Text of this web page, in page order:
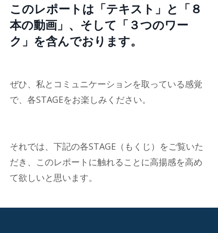
このレポートは「テキスト」と「８
本の動画」、そして「３つのワー
ク」を含んでおります。
ぜひ、私とコミュニケーションを取っている感覚
で、各STAGEをお楽しみください。
それでは、下記の各STAGE（もくじ）をご覧いた
だき、このレポートに触れることに高揚感を高め
て欲しいと思います。